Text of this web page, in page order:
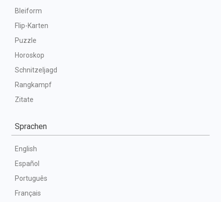
Bleiform
Flip-Karten
Puzzle
Horoskop
Schnitzeljagd
Rangkampf
Zitate
Sprachen
English
Español
Português
Français